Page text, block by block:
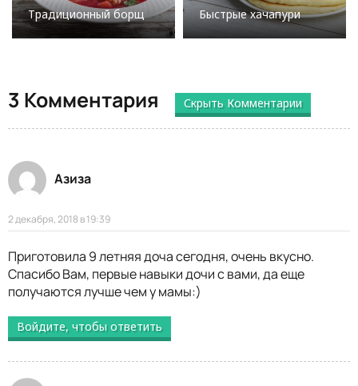
Традиционный борщ Быстрые хачапури
3 Комментария Скрыть Комментарии
Азиза
2 декабря, 2018 в 19:39
Приготовила 9 летняя доча сегодня, очень вкусно.
Спасибо Вам, первые навыки дочи с вами, да еще
получаются лучше чем у мамы:)
Войдите, чтобы ответить